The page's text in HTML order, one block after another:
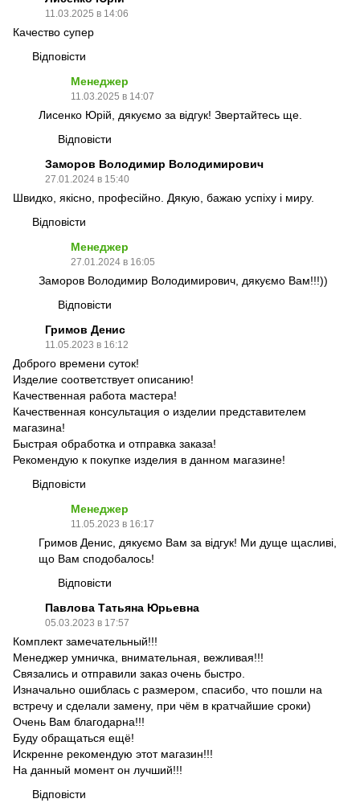
11.03.2025 в 14:06
Качество супер
Відповісти
Менеджер
11.03.2025 в 14:07
Лисенко Юрій, дякуємо за відгук! Звертайтесь ще.
Відповісти
Заморов Володимир Володимирович
27.01.2024 в 15:40
Швидко, якісно, професійно. Дякую, бажаю успіху і миру.
Відповісти
Менеджер
27.01.2024 в 16:05
Заморов Володимир Володимирович, дякуємо Вам!!!))
Відповісти
Гримов Денис
11.05.2023 в 16:12
Доброго времени суток!
Изделие соответствует описанию!
Качественная работа мастера!
Качественная консультация о изделии представителем
магазина!
Быстрая обработка и отправка заказа!
Рекомендую к покупке изделия в данном магазине!
Відповісти
Менеджер
11.05.2023 в 16:17
Гримов Денис, дякуємо Вам за відгук! Ми дуще щасливі,
що Вам сподобалось!
Відповісти
Павлова Татьяна Юрьевна
05.03.2023 в 17:57
Комплект замечательный!!!
Менеджер умничка, внимательная, вежливая!!!
Связались и отправили заказ очень быстро.
Изначально ошиблась с размером, спасибо, что пошли на
встречу и сделали замену, при чём в кратчайшие сроки)
Очень Вам благодарна!!!
Буду обращаться ещё!
Искренне рекомендую этот магазин!!!
На данный момент он лучший!!!
Відповісти